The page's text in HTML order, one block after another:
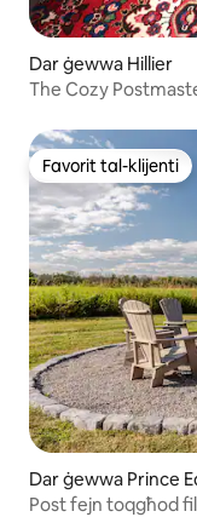
Dar ġewwa Hillier
The Cozy
Favorit tal-klijenti
Favorit tal-klijenti
Dar ġewwa Prince
Post fejn toqgħod